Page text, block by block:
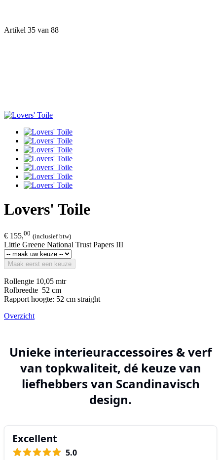
Artikel 35 van 88
Lovers' Toile
€ 155,00 (inclusief btw)
Little Greene National Trust Papers III
Maak eerst een keuze
Rollengte 10,05 mtr
Rolbreedte 52 cm
Rapport hoogte: 52 cm straight
Overzicht